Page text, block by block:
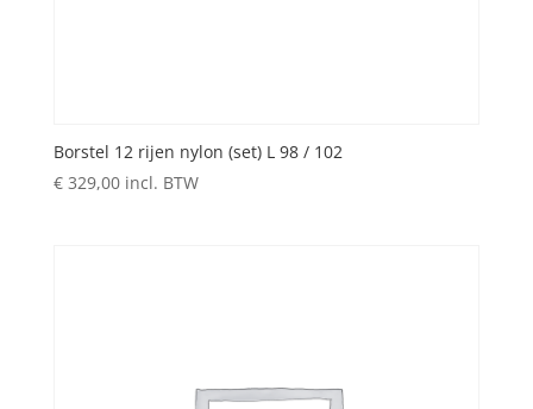
Borstel 12 rijen nylon (set) L 98 / 102
€329,00 incl. BTW